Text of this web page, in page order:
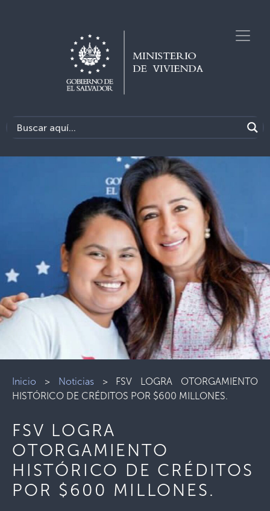
Inicio > Noticias> FSV LOGRA OTORGAMIENTO
HISTÓRICO DE CRÉDITOS POR $600 MILLONES.
FSV LOGRA
OTORGAMIENTO
HISTÓRICO DE CRÉDITOS
POR $600 MILLONES.